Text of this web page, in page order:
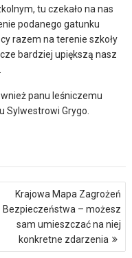
tu czekało na nas
podanego gatunku
razem na terenie szkoły
bardziej upiększą nasz
panu leśniczemu
Sylwestrowi Grygo.
Krajowa Mapa Zagrożeń
Bezpieczeństwa – możesz
sam umieszczać na niej
konkretne zdarzenia